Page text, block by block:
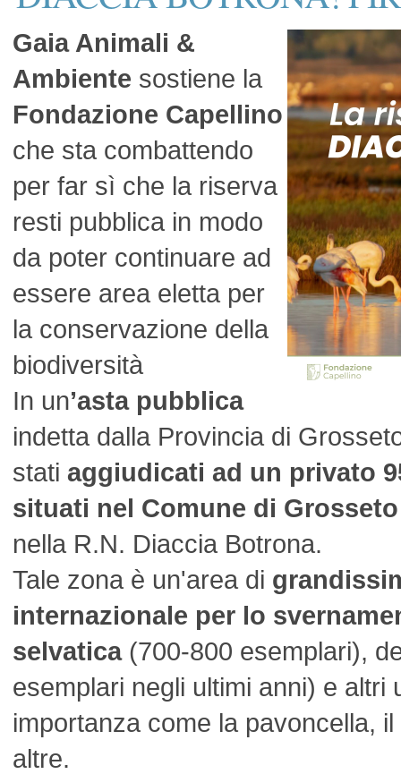
Gaia Animali &
Ambiente sostiene la
Fondazione Capellino
che sta combattendo
per far sì che la riserva
resti pubblica in modo
da poter continuare ad
essere area eletta per
la conservazione della
biodiversità
In un’asta pubblica
indetta dalla Provincia di
stati aggiudicati ad un privato
situati nel Comune di Grosseto
nella R.N. Diaccia Botrona.
Tale zona è un'area di
internazionale per lo
selvatica(700-800 esemplari),
esemplari negli ultimi anni) e altri
importanza come la pavoncella,
altre.